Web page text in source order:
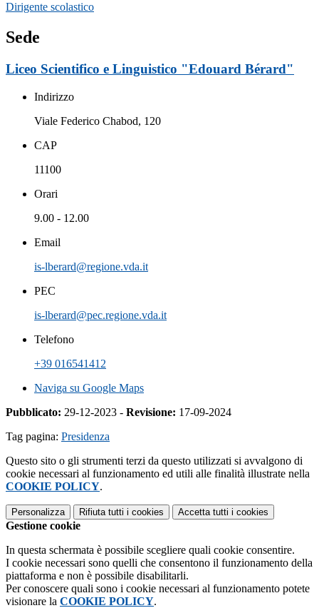
Dirigente scolastico
Sede
Liceo Scientifico e Linguistico "Edouard Bérard"
Indirizzo
Viale Federico Chabod, 120
CAP
11100
Orari
9.00 - 12.00
Email
is-lberard@regione.vda.it
PEC
is-lberard@pec.regione.vda.it
Telefono
+39 016541412
Naviga su Google Maps
Pubblicato: 29-12-2023 - Revisione: 17-09-2024
Tag pagina: Presidenza
Questo sito o gli strumenti terzi da questo utilizzati si avvalgono di
cookie necessari al funzionamento ed utili alle finalità illustrate nella
COOKIE POLICY.
Personalizza Rifiuta tutti i cookies Accetta tutti i cookies
Gestione cookie
In questa schermata è possibile scegliere quali cookie consentire.
I cookie necessari sono quelli che consentono il funzionamento della
piattaforma e non è possibile disabilitarli.
Per conoscere quali sono i cookie necessari al funzionamento potete
visionare la COOKIE POLICY.